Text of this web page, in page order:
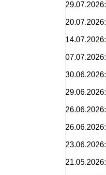
29.07.2026:
20.07.2026:
14.07.2026:
07.07.2026:
30.06.2026:
29.06.2026:
26.06.2026:
26.06.2026:
23.06.2026:
21.05.2026: